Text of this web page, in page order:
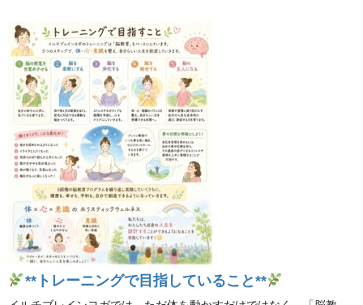
2019年8月6日
次の記事
BHPヒーリングパーティ開催
2019年9月11日
オンライン体験クラス
**トレーニングで目指していること**